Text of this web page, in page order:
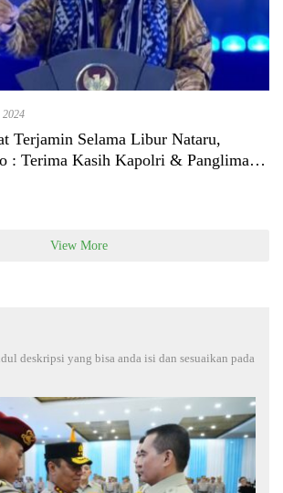
2024
Terjamin Selama Libur Nataru,
: Terima Kasih Kapolri & Panglima
View More
deskripsi yang bisa anda isi dan sesuaikan pada